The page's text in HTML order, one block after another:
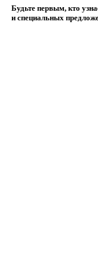
Будьте первым, кто
и специальных